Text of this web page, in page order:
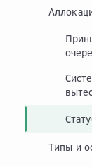
Типы и